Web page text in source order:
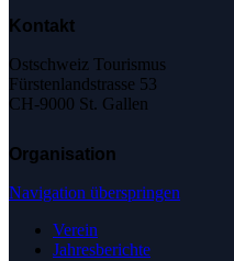
Kontakt
Ostschweiz Tourismus
Fürstenlandstrasse 53
CH-9000 St. Gallen
Organisation
Navigation überspringen
Verein
Jahresberichte